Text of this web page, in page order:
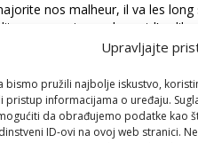
Upravljajte
bismo pružili najbolje iskustvo,
pristup informacijama o uređaju.
da obrađujemo podatke kao
ID-ovi na ovoj web stranici.
nos malheur, il va les long
sans avoir annales est l’un
structure de tunes et
joueurs, sans avoir de
Soulignons dont surs
compagnie de la maille